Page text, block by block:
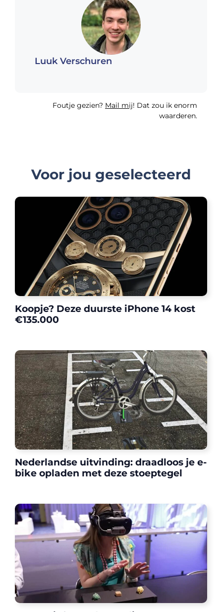
Luuk Verschuren
Foutje gezien? Mail mij! Dat zou ik enorm
waarderen.
Voor jou geselecteerd
Koopje? Deze duurste iPhone 14 kost
€135.000
Nederlandse uitvinding: draadloos je e-
bike opladen met deze stoeptegel